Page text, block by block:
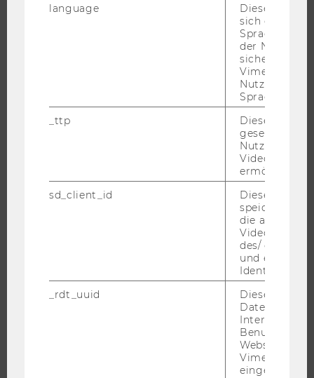
WIRTSCHAFT UND GESELLSCHAFT
WU FOUNDATION
language
Dieses
sich die
der
Vimeo in der
Nutzer
Sprache
_ttp
Dieser
gesetzt, um
Nutzung des
Videoplayers
ermöglichen
sd_client_id
Dieses Cookie
speichert
die aktuellen
des/ der
und einen
_rdt_uuid
Dieses
Daten über
Websites, auf
Vimeo-Video
eingebettet